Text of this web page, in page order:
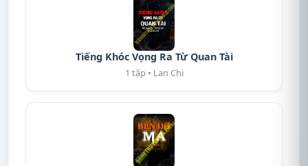
Tiếng Khóc Vọng Ra Từ Quan Tài
1 tập • Lan Chi